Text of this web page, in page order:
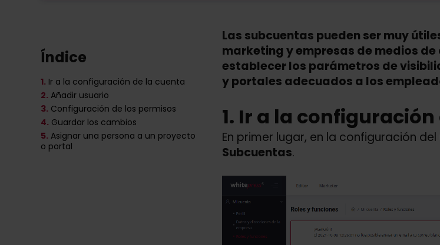
Índice
1. Ir a la configuración de la cuenta
2. Añadir usuario
3. Configuración de los permisos
4. Guardar los cambios
5. Asignar una persona a un proyecto
o portal
Las subcuentas pueden ser muy
marketing y empresas de medios
establecer los parámetros de
y portales adecuados a los
1. Ir a la
En primer lugar, en la configuración
Subcuentas.